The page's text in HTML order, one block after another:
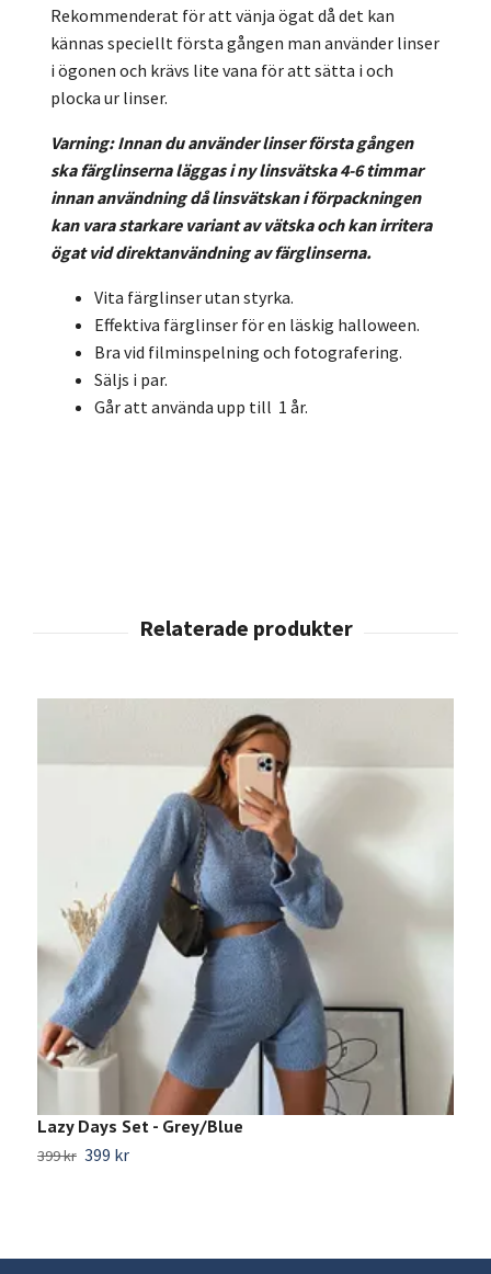
Rekommenderat för att vänja ögat då det kan
kännas speciellt första gången man använder linser
i ögonen och krävs lite vana för att sätta i och
plocka ur linser.
Varning: Innan du använder linser första gången
ska färglinserna läggas i ny linsvätska 4-6 timmar
innan användning då linsvätskan i förpackningen
kan vara starkare variant av vätska och kan irritera
ögat vid direktanvändning av färglinserna.
Vita färglinser utan styrka.
Effektiva färglinser för en läskig halloween.
Bra vid filminspelning och fotografering.
Säljs i par.
Går att använda upp till 1 år.
Lazy Days Set - Grey/Blue
399 kr 399 kr